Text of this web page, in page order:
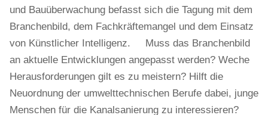
und Bauüberwachung befasst sich die Tagung mit dem
Branchenbild, dem Fachkräftemangel und dem Einsatz
von Künstlicher Intelligenz. Muss das Branchenbild
an aktuelle Entwicklungen angepasst werden? Weche
Herausforderungen gilt es zu meistern? Hilft die
Neuordnung der umwelttechnischen Berufe dabei, junge
Menschen für die Kanalsanierung zu interessieren?